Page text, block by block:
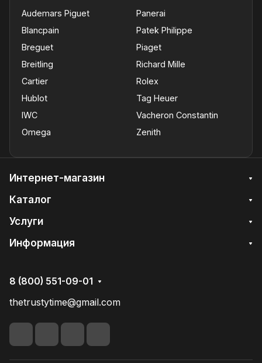
Audemars Piguet
Blancpain
Breguet
Breitling
Cartier
Hublot
IWC
Omega
Panerai
Patek Philippe
Piaget
Richard Mille
Rolex
Tag Heuer
Vacheron Constantin
Zenith
Интернет-магазин
Каталог
Услуги
Информация
8 (800) 551-09-01
thetrustytime@gmail.com